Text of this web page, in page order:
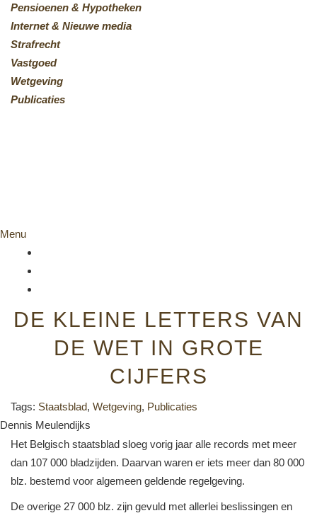
Pensioenen & Hypotheken
Internet & Nieuwe media
Strafrecht
Vastgoed
Wetgeving
Publicaties
Menu
DE KLEINE LETTERS VAN
DE WET IN GROTE
CIJFERS
Tags: Staatsblad, Wetgeving, Publicaties
Dennis Meulendijks
Het Belgisch staatsblad sloeg vorig jaar alle records met meer
dan 107 000 bladzijden. Daarvan waren er iets meer dan 80 000
blz. bestemd voor algemeen geldende regelgeving.
De overige 27 000 blz. zijn gevuld met allerlei beslissingen en